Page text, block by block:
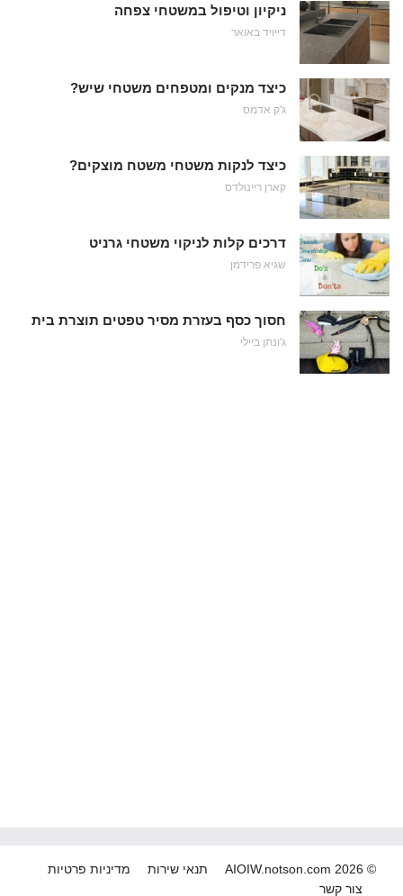
ניקיון וטיפול במשטחי צפחה
דייויד באואר
כיצד מנקים ומטפחים משטחי שיש?
ג'ק אדמס
כיצד לנקות משטחי משטח מוצקים?
קארן ריינולדס
דרכים קלות לניקוי משטחי גרניט
שגיא פרידמן
חסוך כסף בעזרת מסיר טפטים תוצרת בית
ג'ונתן ביילי
© 2026 AIOIW.notson.com תנאי שירות
מדיניות פרטיות
צור קשר